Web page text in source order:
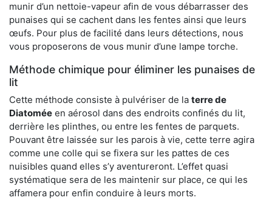
munir d’un nettoie-vapeur afin de vous débarrasser des
punaises qui se cachent dans les fentes ainsi que leurs
œufs. Pour plus de facilité dans leurs détections, nous
vous proposerons de vous munir d’une lampe torche.
Méthode chimique pour éliminer les punaises de
lit
Cette méthode consiste à pulvériser de la terre de
Diatomée en aérosol dans des endroits confinés du lit,
derrière les plinthes, ou entre les fentes de parquets.
Pouvant être laissée sur les parois à vie, cette terre agira
comme une colle qui se fixera sur les pattes de ces
nuisibles quand elles s’y aventureront. L’effet quasi
systématique sera de les maintenir sur place, ce qui les
affamera pour enfin conduire à leurs morts.